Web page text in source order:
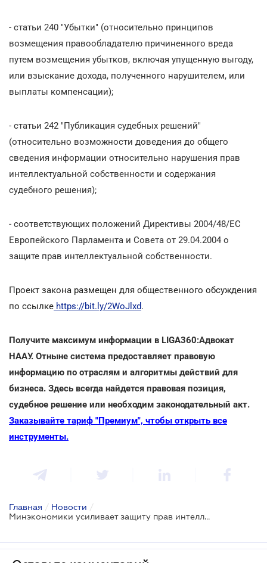
- статьи 240 "Убытки" (относительно принципов
возмещения правообладателю причиненного вреда
путем возмещения убытков, включая упущенную выгоду,
или взыскание дохода, полученного нарушителем, или
выплаты компенсации);
- статьи 242 "Публикация судебных решений"
(относительно возможности доведения до общего
сведения информации относительно нарушения прав
интеллектуальной собственности и содержания
судебного решения);
- соответствующих положений Директивы 2004/48/ЕС
Европейского Парламента и Совета от 29.04.2004 о
защите прав интеллектуальной собственности.
Проект закона размещен для общественного обсуждения
по ссылке https://bit.ly/2WoJlxd.
Получите максимум информации в LIGA360:Адвокат
НААУ. Отныне система предоставляет правовую
информацию по отраслям и алгоритмы действий для
бизнеса. Здесь всегда найдется правовая позиция,
судебное решение или необходим законодательный акт.
Заказывайте тариф "Премиум", чтобы открыть все
инструменты.
Главная / Новости /
Минэкономики усиливает защиту прав интеллектуальной собственности